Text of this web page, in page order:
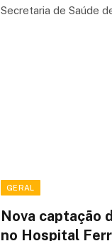
Secretaria de Saúde
GERAL
Nova captação
no Hospital